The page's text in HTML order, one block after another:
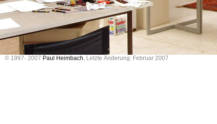
© 1997- 2007 Paul Heimbach , Letzte Änderung: Februar 2007